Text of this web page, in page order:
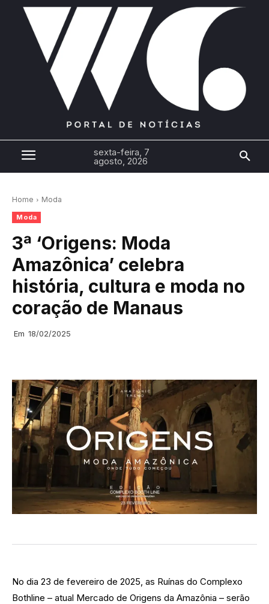
sexta-feira, 7
agosto, 2026
Home Moda
Moda
3ª ‘Origens: Moda
Amazônica’ celebra
história, cultura e moda no
coração de Manaus
Em 18/02/2025
No dia 23 de fevereiro de 2025, as Ruínas do Complexo
Bothline – atual Mercado de Origens da Amazônia – serão